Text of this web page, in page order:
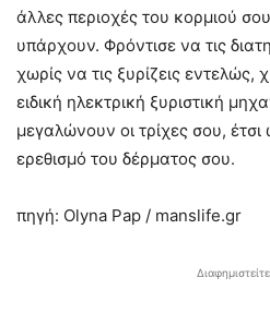
άλλες περιοχές του κορμιού
υπάρχουν. Φρόντισε να τις
χωρίς να τις ξυρίζεις εντελώς,
ειδική ηλεκτρική ξυριστική
μεγαλώνουν οι τρίχες σου,
ερεθισμό του δέρματος σου.
πηγή: Olyna Pap / manslife.gr